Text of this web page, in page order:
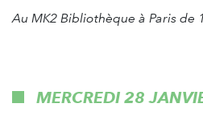
Au MK2 Bibliothèque à Paris de
MERCREDI 28